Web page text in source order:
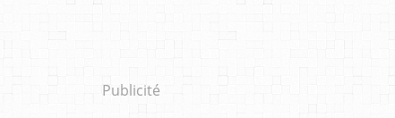
Publicité